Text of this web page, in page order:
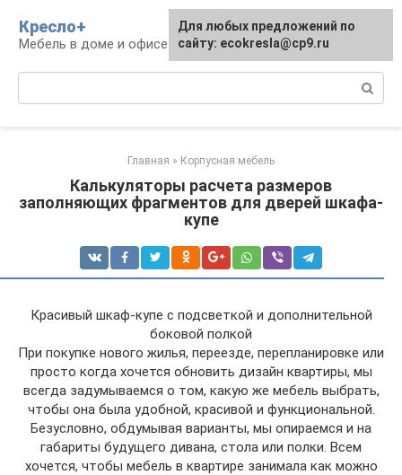
контенту
Кресло+
Мебель в доме и офисе
Главная » Корпусная мебель
Калькуляторы расчета размеров
заполняющих фрагментов для дверей шкафа-
купе
Красивый шкаф-купе с подсветкой и дополнительной
боковой полкой
При покупке нового жилья, переезде, перепланировке или
просто когда хочется обновить дизайн квартиры, мы
всегда задумываемся о том, какую же мебель выбрать,
чтобы она была удобной, красивой и функциональной.
Безусловно, обдумывая варианты, мы опираемся и на
габариты будущего дивана, стола или полки. Всем
хочется, чтобы мебель в квартире занимала как можно
Для любых предложений по
сайту: ecokresla@cp9.ru